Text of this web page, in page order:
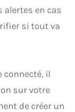
alertes en cas
si tout va
connecté, il
sur votre
de créer un